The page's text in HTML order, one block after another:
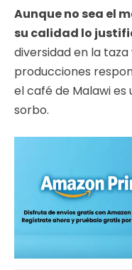
Aunque no sea el
su calidad lo
diversidad en la
producciones
el café de Malawi
sorbo.